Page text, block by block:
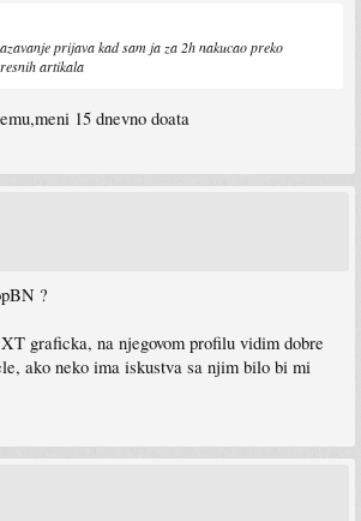
prijava kad sam ja za 2h nakucao preko
artikala
15 dnevno doata
?
graficka, na njegovom profilu vidim dobre
ako neko ima iskustva sa njim bilo bi mi